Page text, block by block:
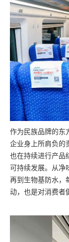
作为民族品牌的东
企业身上所肩负的
也在持续进行产品
可持续发展。从净
再到生物基防水，
动，也是对消费者